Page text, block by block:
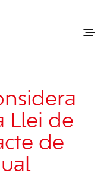
Llei de
de